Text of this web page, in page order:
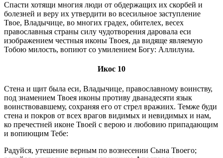
Спасти хотящи многия люди от обдержащих их скорбей и
болезней и веру их утвердити во всесильное заступление
Твое, Владычице, во многих градех, обителех, весех
православныя страны силу чудотворения даровала еси
изображением честныя иконы Твоея, да видяще являемую
Тобою милость, вопиют со умилением Богу: Аллилуиа.
Икос 10
Стена и щит была еси, Владычице, православному воинству,
под знамением Твоея иконы противу дванадесяти язык
воинствовавшему, сохраняя его от стрел вражиих. Темже буди
стена и покров от всех врагов видимых и невидимых и нам,
ко пречестней иконе Твоей с верою и любовию припадающим
и вопиющим Тебе:
Радуйся, утешение верным по вознесении Сына Твоего;